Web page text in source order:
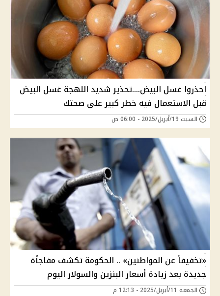
احذروا غسل البيض....تحذير شديد اللهجة غسل البيض
قبل الاستعمال فيه خطر كبير على صحتك
السبت 19/أبريل/2025 - 06:00 ص
«تخفيفاً عن المواطنين» .. الحكومة تكشف مفاجأة
جديدة بعد زيادة أسعار البنزين والسولار اليوم
الجمعة 11/أبريل/2025 - 12:13 م